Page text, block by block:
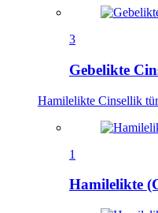
3
Gebelikte
Hamilelikte Cinsellik
1
Hamilelikte